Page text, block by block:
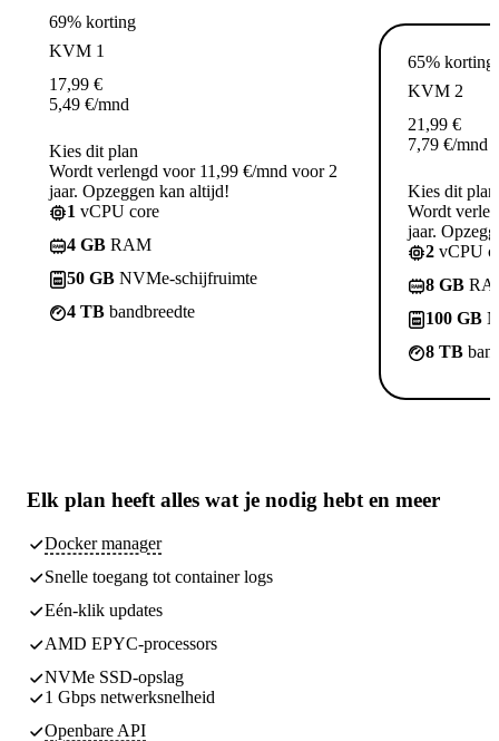
69% korting
KVM 1
17,99 €
5,49 €/mnd
Kies dit plan
Wordt verlengd voor 11,99 €/mnd voor 2
jaar. Opzeggen kan altijd!
1 vCPU core
4 GB RAM
50 GB NVMe-schijfruimte
4 TB bandbreedte
65% korting
KVM 2
21,99 €
7,79 €/mnd
Kies dit plan
Wordt
jaar.
2 vCPU
8 GB
100 GB
8 TB
Elk plan heeft alles wat je nodig hebt en meer
Docker manager
Snelle toegang tot container logs
Eén-klik updates
AMD EPYC-processors
NVMe SSD-opslag
1 Gbps netwerksnelheid
Openbare API